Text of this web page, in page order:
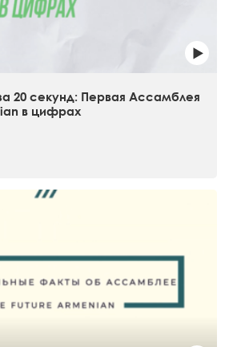
20 секунд: Первая Ассамблея
в цифрах